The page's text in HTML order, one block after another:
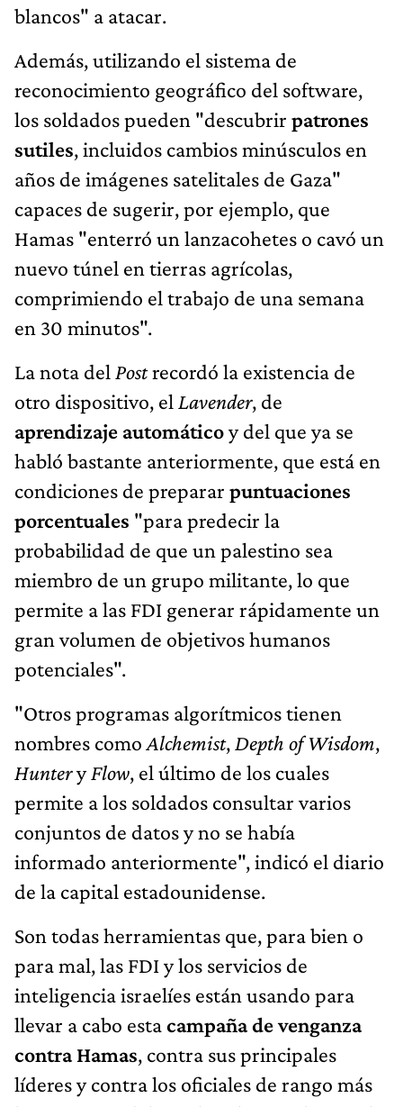
blancos" a atacar.
Además, utilizando el sistema de
reconocimiento geográfico del software,
los soldados pueden "descubrir patrones
sutiles, incluidos cambios minúsculos en
años de imágenes satelitales de Gaza"
capaces de sugerir, por ejemplo, que
Hamas "enterró un lanzacohetes o cavó un
nuevo túnel en tierras agrícolas,
comprimiendo el trabajo de una semana
en 30 minutos".
La nota del Postrecordó la existencia de
otro dispositivo, el Lavender, de
aprendizaje automáticoy del que ya se
habló bastante anteriormente, que está en
condiciones de preparar puntuaciones
porcentuales "para predecir la
probabilidad de que un palestino sea
miembro de un grupo militante, lo que
permite a las FDI generar rápidamente un
gran volumen de objetivos humanos
potenciales".
"Otros programas algorítmicos tienen
nombres como Alchemist, Depth of Wisdom,
HunteryFlow, el último de los cuales
permite a los soldados consultar varios
conjuntos de datos y no se había
informado anteriormente", indicó el diario
de la capital estadounidense.
Son todas herramientas que, para bien o
para mal, las FDI y los servicios de
inteligencia israelíes están usando para
llevar a cabo estacampaña de venganza
contra Hamas, contra sus principales
líderes y contra los oficiales de rango más